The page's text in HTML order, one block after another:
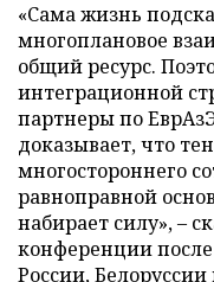
«Сама жизнь
многоплановое
общий ресурс.
интеграционной
партнеры по
доказывает, что
многостороннего
равноправной
набирает силу», –
конференции
России,